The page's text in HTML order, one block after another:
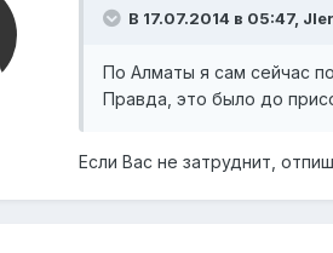
В 17.07.2014 в 05:47,
По Алматы я сам сейчас
Правда, это было до
Если Вас не затруднит,